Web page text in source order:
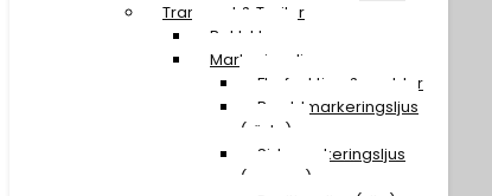
Transport & Trailer
Baklyktor
Markeringsljus
Flerfunktion & snablar
Breddmarkeringsljus
(röda)
Sidomarkeringsljus
(orange)